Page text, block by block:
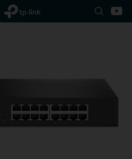
TP-Link,
Reliably
Search
icon